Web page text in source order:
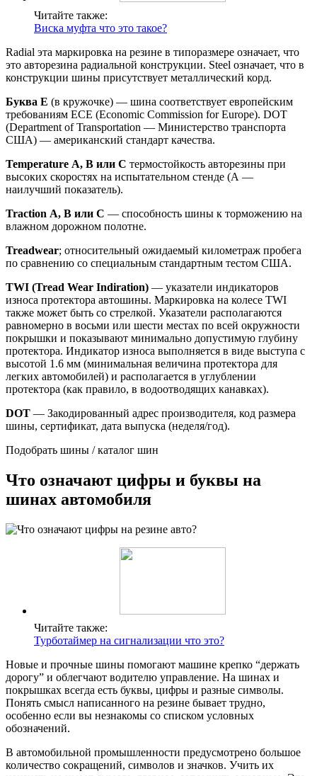
Читайте также:
Виска муфта что это такое?
Radial эта маркировка на резине в типоразмере означает, что
это авторезина радиальной конструкции. Steel означает, что в
конструкции шины присутствует металлический корд.
Буква E (в кружочке) — шина соответствует европейским
требованиям ECE (Economic Commission for Europe). DOT
(Department of Transportation — Министерство транспорта
США) — американский стандарт качества.
Temperature А, В или С термостойкость авторезины при
высоких скоростях на испытательном стенде (А —
наилучший показатель).
Traction А, В или С — способность шины к торможению на
влажном дорожном полотне.
Treadwear; относительный ожидаемый километраж пробега
по сравнению со специальным стандартным тестом США.
TWI (Tread Wear Indiration) — указатели индикаторов
износа протектора автошины. Маркировка на колесе TWI
также может быть со стрелкой. Указатели располагаются
равномерно в восьми или шести местах по всей окружности
покрышки и показывают минимально допустимую глубину
протектора. Индикатор износа выполняется в виде выступа с
высотой 1.6 мм (минимальная величина протектора для
легких автомобилей) и располагается в углублении
протектора (как правило, в водоотводящих канавках).
DOT — Закодированный адрес производителя, код размера
шины, сертификат, дата выпуска (неделя/год).
Подобрать шины / каталог шин
Что означают цифры и буквы на
шинах автомобиля
Читайте также:
Турботаймер на сигнализации что это?
Новые и прочные шины помогают машине крепко “держать
дорогу” и облегчают водителю управление. На шинах и
покрышках всегда есть буквы, цифры и разные символы.
Понять смысл написанного на резине бывает трудно,
особенно если вы незнакомы со списком условных
обозначений.
В автомобильной промышленности предусмотрено большое
количество сокращений, символов и значков. Учить их